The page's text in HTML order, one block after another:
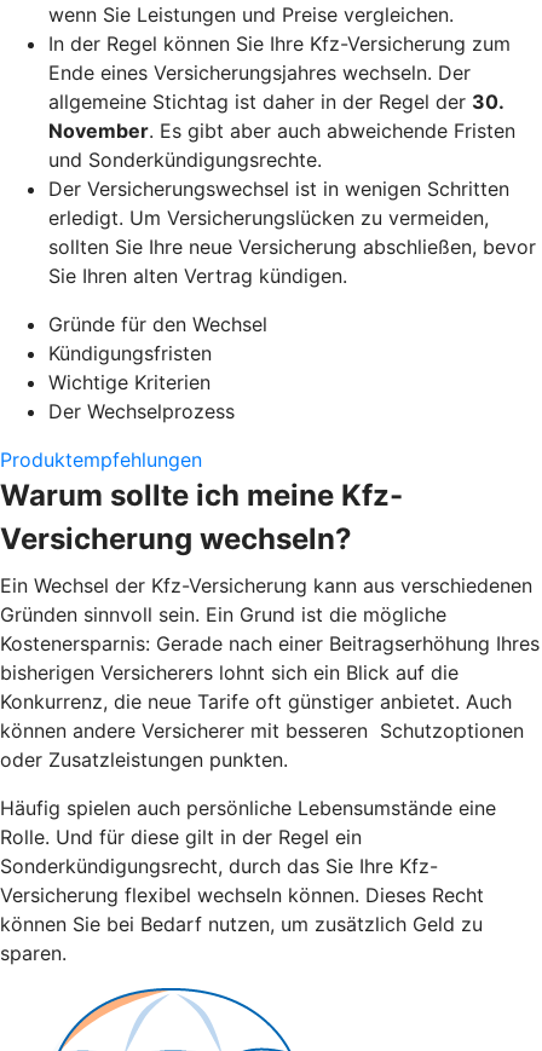
wenn Sie Leistungen und Preise vergleichen.
In der Regel können Sie Ihre Kfz-Versicherung zum
Ende eines Versicherungsjahres wechseln. Der
allgemeine Stichtag ist daher in der Regel der 30.
November. Es gibt aber auch abweichende Fristen
und Sonderkündigungsrechte.
Der Versicherungswechsel ist in wenigen Schritten
erledigt. Um Versicherungslücken zu vermeiden,
sollten Sie Ihre neue Versicherung abschließen, bevor
Sie Ihren alten Vertrag kündigen.
Gründe für den Wechsel
Kündigungsfristen
Wichtige Kriterien
Der Wechselprozess
Produktempfehlungen
Warum sollte ich meine Kfz-
Versicherung wechseln?
Ein Wechsel der Kfz-Versicherung kann aus verschiedenen
Gründen sinnvoll sein. Ein Grund ist die mögliche
Kostenersparnis: Gerade nach einer Beitragserhöhung Ihres
bisherigen Versicherers lohnt sich ein Blick auf die
Konkurrenz, die neue Tarife oft günstiger anbietet. Auch
können andere Versicherer mit besseren Schutzoptionen
oder Zusatzleistungen punkten.
Häufig spielen auch persönliche Lebensumstände eine
Rolle. Und für diese gilt in der Regel ein
Sonderkündigungsrecht, durch das Sie Ihre Kfz-
Versicherung flexibel wechseln können. Dieses Recht
können Sie bei Bedarf nutzen, um zusätzlich Geld zu
sparen.